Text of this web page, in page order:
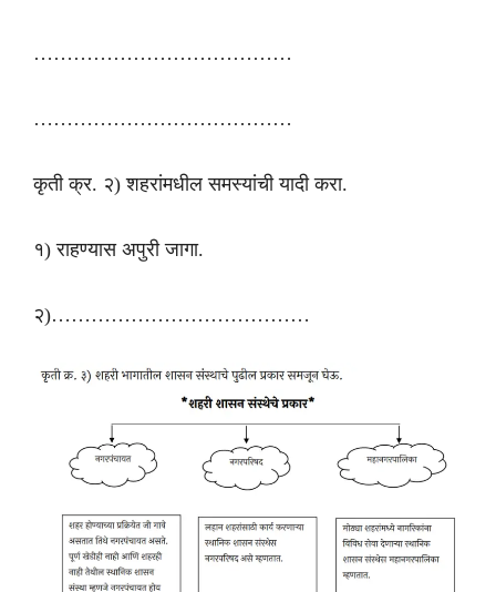
…………………………………
…………………………………
कृती क्र. २) शहरांमधील समस्यांची यादी करा.
१) राहण्यास अपुरी जागा.
२)…………………………………